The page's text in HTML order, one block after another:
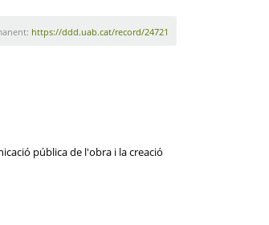
https://ddd.uab.cat/record/24721
pública de l'obra i la creació